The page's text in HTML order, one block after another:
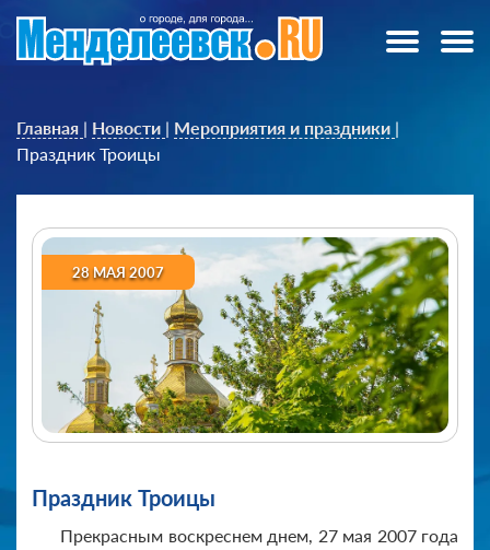
Главная | Новости | Мероприятия и праздники |
Праздник Троицы
28 МАЯ 2007
Праздник Троицы
Прекрасным воскреснем днем, 27 мая 2007 года